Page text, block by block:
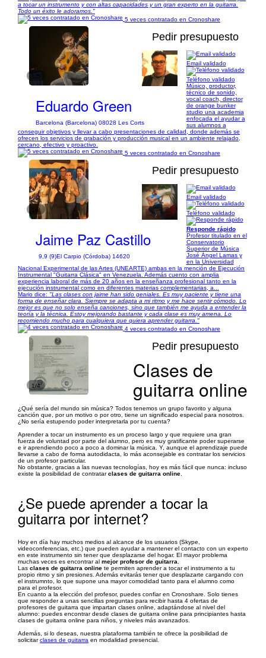
a tocar un instrumento y con altas capacidades y un gran experto en la guitarra.
Todo un éxito le adoramos."
5 veces contratado en Cronoshare
1/5
Pedir presupuesto
Eduardo Green
Barcelona (Barcelona) 08028 Les Corts
Email validado
Teléfono validado
Músico, productor,
técnico de sonido,
vocal coach, director
de orange bunker
studio una academia
enfocada el ayudar a
sus alumnos a
conseguir objetivos y llevar a cabo presentaciones de calidad, donde además se
ofrecen los servicios de grabación y producción musical en un ambiente relajado,
cercano, efectivo y proactivo.
5 veces contratado en Cronoshare
1/8
Pedir presupuesto
Jaime Paz Castillo
9,9 (9)El Carpio (Córdoba) 14620
Email validado
Teléfono validado
Responde rápido
Profesor titulado en el
Conservatorio
Superior de Música
José Ángel Lamas y
en la Universidad
Nacional Experimental de las Artes (UNEARTE) ambas en la mención de Ejecución
Instrumental "Guitarra Clásica" en Venezuela. Además cuento con amplia
experiencia laboral de más de 20 años en la enseñanza profesional tanto en la
ejecución instrumental como en diferentes materias complementarias, a...
Mario dice: "Las clases con jaime han sido geniales. Es muy paciente y tiene una
forma de enseñar clara. Siempre se adapta a mi ritmo y me hace sentir cómodo. Lo
mejor es que no solo enseña canciones, sino que también me ayuda a entender la
teoría y la técnica. Estoy mejorando bastante y cada clase es muy amena. Lo
recomiendo mucho para cualquiera que quiera aprender guitarra."
4 veces contratado en Cronoshare
1/4
Pedir presupuesto
Clases de
guitarra online
¿Qué sería del mundo sin música? Todos tenemos un grupo favorito y alguna
canción que, por un motivo o por otro, tiene un significado especial para nosotros.
¿No sería estupendo poder interpretarla por tu cuenta?
Aprender a tocar un instrumento es un proceso largo y que requiere una gran
fuerza de voluntad por parte del alumno, pero es muy gratificante poder superarse
e ir aprendiendo poco a poco a dominar la música. Y, aunque el aprendizaje puede
llevarse a cabo de forma autodidacta, lo más aconsejable es contratar los servicios
de un profesor particular.
No obstante, gracias a las nuevas tecnologías, hoy es más fácil que nunca: incluso
existe la posibilidad de contratarclases de guitarra online
¿Se puede aprender a tocar la
guitarra por internet?
Hoy en día hay muchos medios al alcance de los usuarios (Skype,
videoconferencias, etc.) que pueden ayudar a mantener el contacto con un experto
en este instrumento sin tener que desplazarse del hogar. El mayor problema
muchas veces es encontrar al mejor profesor de guitarra
Las clases de guitarra online te permiten aprender a tocar el instrumento a tu
propio ritmo y sin presiones. Además evitarás tener que desplazarte cargando con
el instrumnto, lo que supone una mayor comodidad tanto para el alumno como
para el profesor.
En cuanto a la elección del profesor, puedes confiar en Cronoshare. Solo tienes
que responder a unas sencillas preguntas para recibir hasta 4 ofertas de
profesores de guitarra que impartan clases online, adaptándose al nivel del
alumno: puedes encontrar desde clases de guitarra online para principiantes hasta
clases de guitarra online para niños, y niveles más avanzados.
Además, si lo deseas, nuestra plataforma también te ofrece la posibilidad de
solicitarclases de guitarra en modalidad presencial.